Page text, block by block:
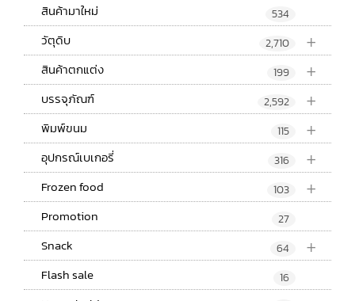
สินค้ามาใหม่ 534
+
วัตุดิบ 2,710
+
สินค้าตกแต่ง 199
+
บรรจุภัณฑ์ 2,592
+
พิมพ์ขนม 115
+
อุปกรณ์เบเกอรี่ 316
+
Frozen food 103
Promotion 27
+
Snack 64
Flash sale 16